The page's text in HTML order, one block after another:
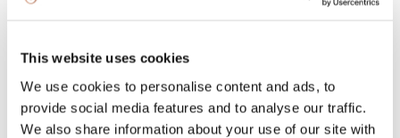
This website uses cookies
We use cookies to personalise content and ads, to
provide social media features and to analyse our traffic.
We also share information about your use of our site with
DPD. Pristatymas nurodytu adresu. €6.50
Numatoma pristatymo data: 12.08.2026